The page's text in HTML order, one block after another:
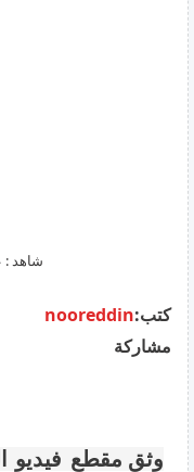
شاهد :
كتب:nooreddin
مشاركة
وثق مقطع فيديو